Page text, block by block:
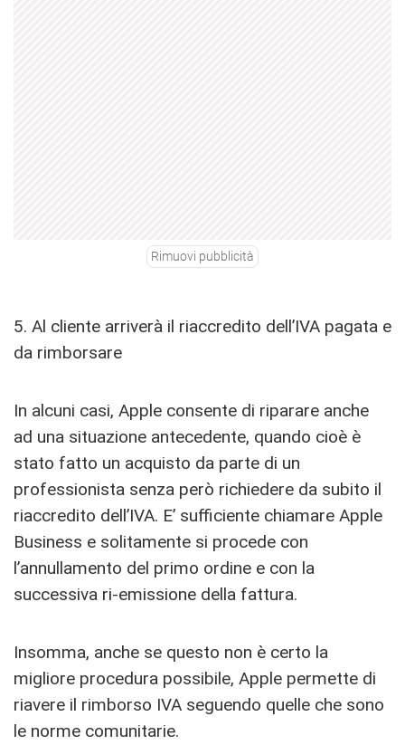
Rimuovi pubblicità
5. Al cliente arriverà il riaccredito dell’IVA pagata e
da rimborsare
In alcuni casi, Apple consente di riparare anche
ad una situazione antecedente, quando cioè è
stato fatto un acquisto da parte di un
professionista senza però richiedere da subito il
riaccredito dell’IVA. E’ sufficiente chiamare Apple
Business e solitamente si procede con
l’annullamento del primo ordine e con la
successiva ri-emissione della fattura.
Insomma, anche se questo non è certo la
migliore procedura possibile, Apple permette di
riavere il rimborso IVA seguendo quelle che sono
le norme comunitarie.